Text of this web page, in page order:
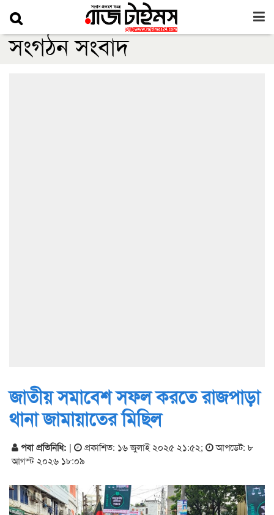
সংগঠন সংবাদ
জাতীয় সমাবেশ সফল করতে রাজপাড়া
থানা জামায়াতের মিছিল
পবা প্রতিনিধি: | প্রকাশিত: ১৬ জুলাই ২০২৫ ২১:৫২;
আপডেট: ৮
আগস্ট ২০২৬ ১৮:০৯